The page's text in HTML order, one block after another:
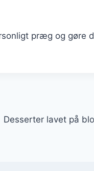
præg og gøre
Desserter lavet på